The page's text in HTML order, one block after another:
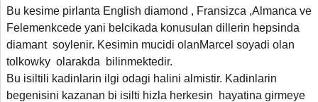
Bu kesime pirlanta English diamond , Fransizca ,Almanca ve
Felemenkcede yani belcikada konusulan dillerin hepsinda
diamant soylenir. Kesimin mucidi olanMarcel soyadi olan
tolkowky olarakda bilinmektedir.
Bu isiltili kadinlarin ilgi odagi halini almistir. Kadinlarin
begenisini kazanan bi isilti hizla herkesin hayatina girmeye